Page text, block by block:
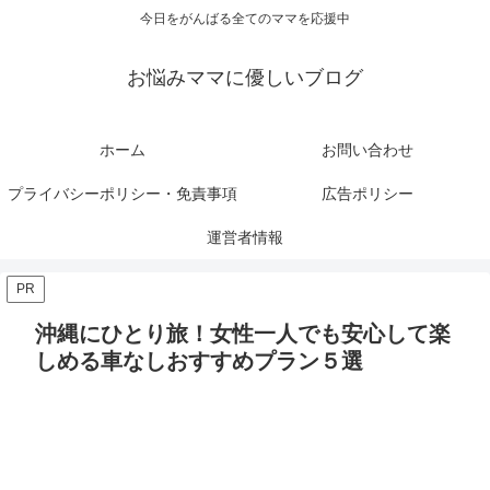
今日をがんばる全てのママを応援中
お悩みママに優しいブログ
ホーム お問い合わせ
プライバシーポリシー・免責事項 広告ポリシー
運営者情報
PR
沖縄にひとり旅！女性一人でも安心して楽
しめる車なしおすすめプラン５選